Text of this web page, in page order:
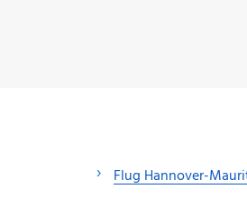
Flug Hannover-